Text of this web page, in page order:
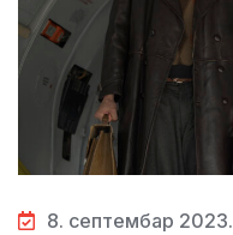
8. септембар 2023.